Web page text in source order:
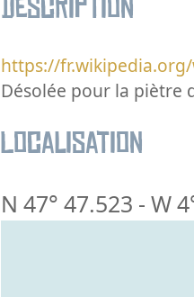
Description
https://
Désolée pour la piètre
Localisation
N 47° 47.523 - W